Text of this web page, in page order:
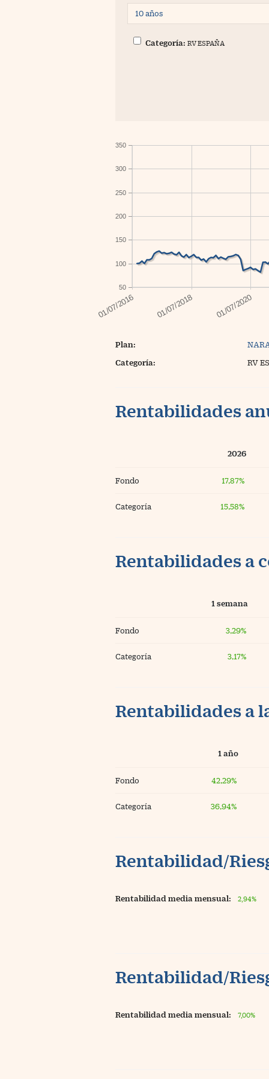
Categoría: RV ESPAÑA
50
100
150
200
250
300
350
Plan:
Categoría: RV
Rentabilidades
2026
Fondo 17,87%
Categoría 15,58%
Rentabilidades a
1 semana
Fondo 3,29%
Categoría 3,17%
Rentabilidades a
1 año
Fondo 42,29%
Categoría 36,94%
Rentabilidad/
Rentabilidad media mensual: 2,94%
Rentabilidad/
Rentabilidad media mensual: 7,00%